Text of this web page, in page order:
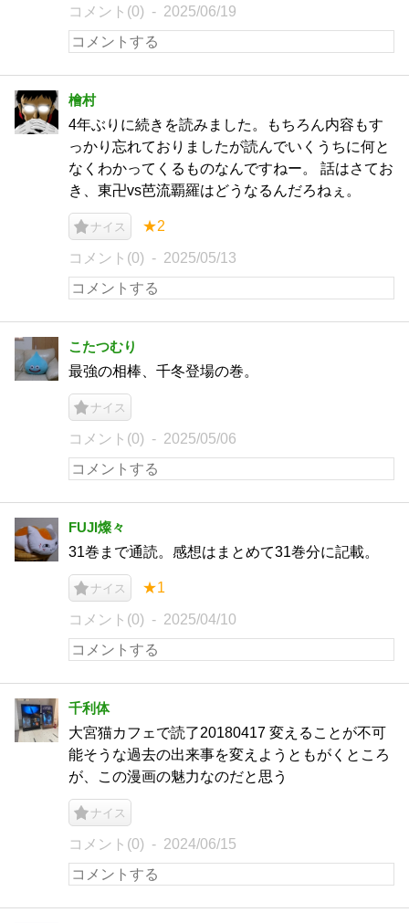
コメント(0) 2025/06/19
檜村
4年ぶりに続きを読みました。もちろん内容もす
っかり忘れておりましたが読んでいくうちに何と
なくわかってくるものなんですねー。 話はさてお
き、東卍vs芭流覇羅はどうなるんだろねぇ。
ナイス ★2
コメント(0) 2025/05/13
こたつむり
最強の相棒、千冬登場の巻。
ナイス
コメント(0) 2025/05/06
FUJI燦々
31巻まで通読。感想はまとめて31巻分に記載。
ナイス ★1
コメント(0) 2025/04/10
千利体
大宮猫カフェで読了20180417 変えることが不可
能そうな過去の出来事を変えようともがくところ
が、この漫画の魅力なのだと思う
ナイス
コメント(0) 2024/06/15